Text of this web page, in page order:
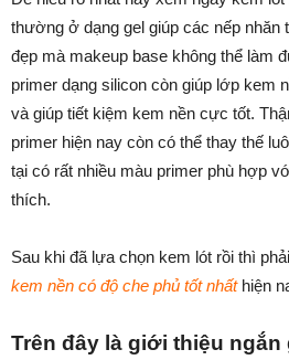
thường ở dạng gel giúp các nếp nhăn
đẹp mà makeup base không thể làm
primer dạng silicon còn giúp lớp kem
và giúp tiết kiệm kem nền cực tốt.
primer hiện nay còn có thể thay thế
tại có rất nhiều màu primer phù hợp
thích.
Sau khi đã lựa chọn kem lót rồi thì
kem nền có độ che phủ tốt nhấthiện
Trên đây là giới thiệu ngắn